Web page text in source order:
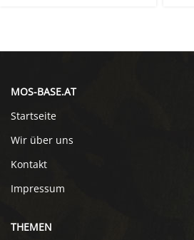
MOS-BASE.AT
Startseite
Wir über uns
Kontakt
Impressum
THEMEN